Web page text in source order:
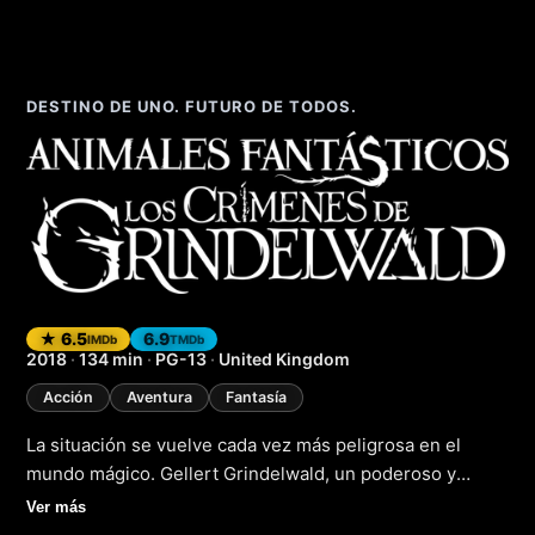
DESTINO DE UNO. FUTURO DE TODOS.
Fantastic Beasts:
★ 6.5IMDb 6.9TMDb
2018 · 134 min · PG-13 · United Kingdom
Acción Aventura Fantasía
La situación se vuelve cada vez más peligrosa en el
mundo mágico. Gellert Grindelwald, un poderoso y
astuto mago, ha logrado escapar de la prisión y está
Ver más